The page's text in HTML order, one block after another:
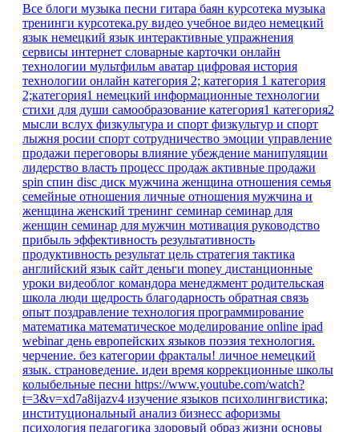
Все блоги музыка песни гитара баян курсотека музыка
тренинги курсотека.ру видео учебное видео немецкий
язык немецкий язык интерактивные упражнения
сервисы интернет словарные карточки онлайн
технологии мультфильм аватар цифровая история
технологии онлайн категория 2; категория 1 категория
2;категория1 немецкий информационные технологии
стихи для души самообразование категория1 категория2
мысли вслух физкультура и спорт физкультур и спорт
лыжня росии спорт сотрудничество эмоции управление
продажи переговоры влияние убеждение манипуляции
лидерство власть процесс продаж активные продажи
spin спин disc диск мужчина женщина отношения семья
семейные отношения личные отношения мужчина и
женщина женский тренинг семинар семинар для
женщин семинар для мужчин мотивация руководство
прибыль эффективность результативность
продуктивность результат цель стратегия тактика
английский язык сайт деньги money дистанционные
уроки видеоблог командора менеджмент родительская
школа люди щедрость благодарность обратная связь
опыт поздравление технология программирование
математика математическое моделирование online ipad
webinar день европейских языков поэзия технология.
черчение. без категории фракталы! личное немецкий
язык. страноведение. идеи время коррекционные школы
колыбельные песни https://www.youtube.com/watch?
t=3&v=xd7a8ijazv4 изучение языков психолингвистика;
институциональный анализ бизнесс афоризмы
психология педагогика здоровый образ жизни основы